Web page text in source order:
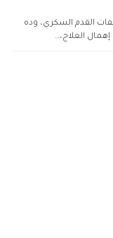
القدم السكري، وده
العلاج،…